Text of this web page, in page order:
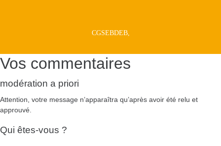
CGSEBDEB,
Vos commentaires
modération a priori
Attention, votre message n’apparaîtra qu’après avoir été relu et
approuvé.
Qui êtes-vous ?